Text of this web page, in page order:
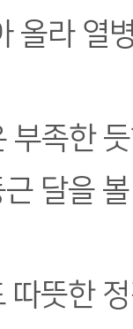
올라 열
부족한
달을
따뜻한